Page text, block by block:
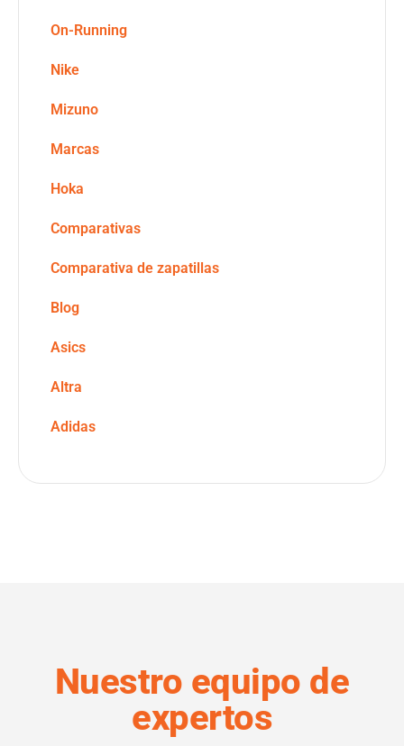
On-Running
Nike
Mizuno
Marcas
Hoka
Comparativas
Comparativa de zapatillas
Blog
Asics
Altra
Adidas
Nuestro equipo de
expertos